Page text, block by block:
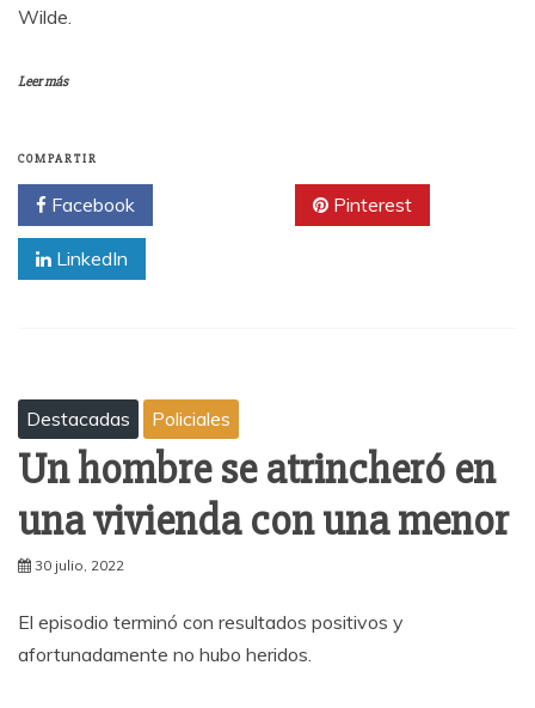
Wilde.
Leer más
COMPARTIR
Facebook Pinterest
LinkedIn
Destacadas Policiales
Un hombre se atrincheró en
una vivienda con una menor
30 julio, 2022
El episodio terminó con resultados positivos y
afortunadamente no hubo heridos.